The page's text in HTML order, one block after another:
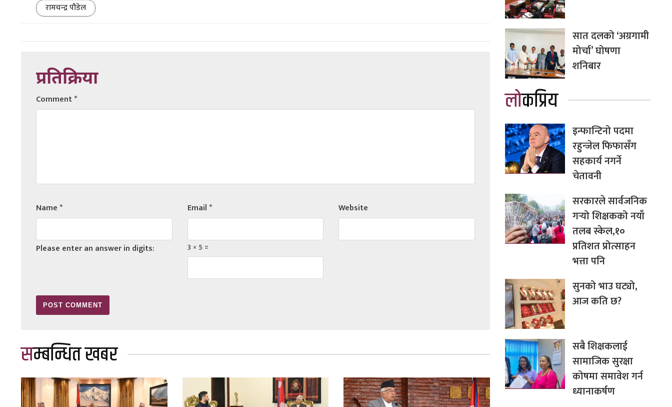
रामचन्द्र पौडेल
प्रतिक्रिया
Comment*
Name* Email* Website
Please enter an answer in digits: 3 × 5 =
सम्बन्धित खबर
सात दलको ‘अग्रगामी
मोर्चा’ घोषणा
शनिबार
लोकप्रिय
इन्फान्टिनो पदमा
रहुन्जेल फिफासँग
सहकार्य नगर्ने
चेतावनी
सरकारले सार्वजनिक
गर्‍यो शिक्षकको नयाँ
तलब स्केल,१०
प्रतिशत प्रोत्साहन
भत्ता पनि
सुनको भाउ घट्यो,
आज कति छ?
सबै शिक्षकलाई
सामाजिक सुरक्षा
कोषमा समावेश गर्न
ध्यानाकर्षण